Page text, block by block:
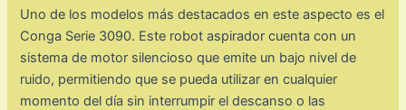
Uno de los modelos más destacados en este aspecto es el
Conga Serie 3090. Este robot aspirador cuenta con un
sistema de motor silencioso que emite un bajo nivel de
ruido, permitiendo que se pueda utilizar en cualquier
momento del día sin interrumpir el descanso o las